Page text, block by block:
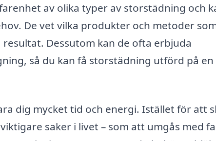
av olika typer av storstädning och
De vet vilka produkter och metoder
Dessutom kan de ofta erbjuda
så du kan få storstädning utförd på en
dig mycket tid och energi. Istället för att
saker i livet – som att umgås med